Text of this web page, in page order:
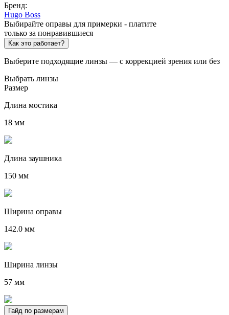
Бренд:
Hugo Boss
Выбирайте оправы для примерки - платите
только за понравившиеся
Как это работает?
Выберите подходящие линзы — с коррекцией зрения или без
Выбрать линзы
Размер
Длина мостика
18 мм
Длина заушника
150 мм
Ширина оправы
142.0 мм
Ширина линзы
57 мм
Гайд по размерам